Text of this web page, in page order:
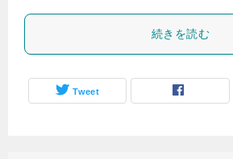
続きを読む
Tweet